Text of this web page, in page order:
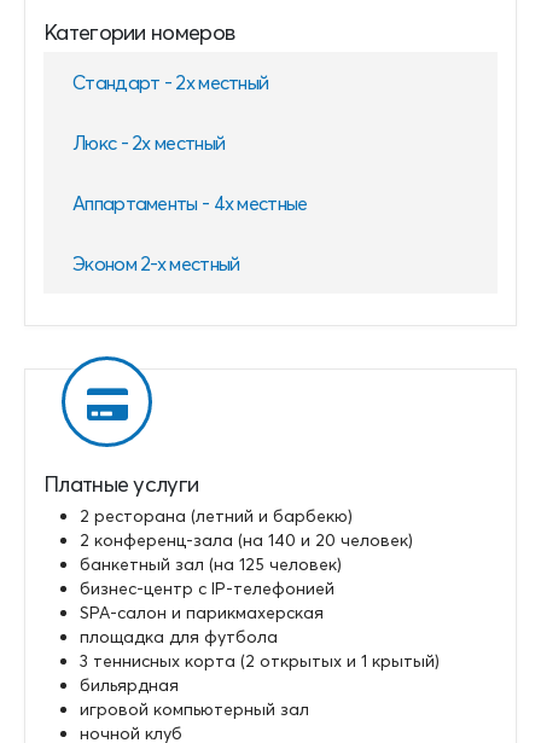
Категории номеров
Стандарт - 2х местный
Люкс - 2х местный
Аппартаменты - 4х местные
Эконом 2-х местный
Платные услуги
2 ресторана (летний и барбекю)
2 конференц-зала (на 140 и 20 человек)
банкетный зал (на 125 человек)
бизнес-центр с IP-телефонией
SPA-салон и парикмахерская
площадка для футбола
3 теннисных корта (2 открытых и 1 крытый)
бильярдная
игровой компьютерный зал
ночной клуб